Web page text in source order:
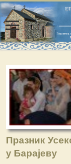
Празник
у Барајеву